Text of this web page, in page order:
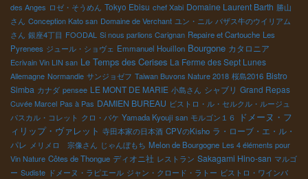
des Anges ロゼ・そうめん Tokyo Ebisu chef Xabi Domaine Laurent Barth 勝山
さん Conception Kato san Domaine de Verchant ユン・ニル バザス牛のウイリアム
さん 銀座4丁目 FOODAL Si nous parlions Carignan Repaire et Cartouche Les
Pyrenees ジュール・ショヴェ Emmanuel Houillon Bourgone カタロニア
Ecrivain Vin LIN san Le Temps des Cerises La Ferme des Sept Lunes
Allemagne Normandie サンジョゼフ Taiwan Buvons Nature 2018 桜島2016 Bistro
Simba カナダ pensee LE MONT DE MARIE 小島さん シャブリ Grand Repas
Cuvée Marcel Pas à Pas DAMIEN BUREAU ビストロ・ル・セルクル・ルージュ
パスカル・コレット クロ・バケ Yamada Kyouji san モルゴン１６
ドメーヌ・フ
ィリップ・ヴァレット 寺田本家の日本酒 CPVのKisho ラ・ローブ・エ・ル・
パレ メリメロ 宗像さん じゃんぼもち Melon de Bourgogne Les 4 éléments pour
Vin Nature Côtes de Thongue ディオニ社 レストラン Sakagami Hino-san マルゴ
ー Sudiste ドメーヌ・ラピエール ジャン・クロード・ラトー ビストロ・ワインバ